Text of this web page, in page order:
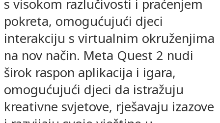
s visokom razlučivosti i praćenjem
pokreta, omogućujući djeci
interakciju s virtualnim okruženjima
na nov način. Meta Quest 2 nudi
širok raspon aplikacija i igara,
omogućujući djeci da istražuju
kreativne svjetove, rješavaju izazove